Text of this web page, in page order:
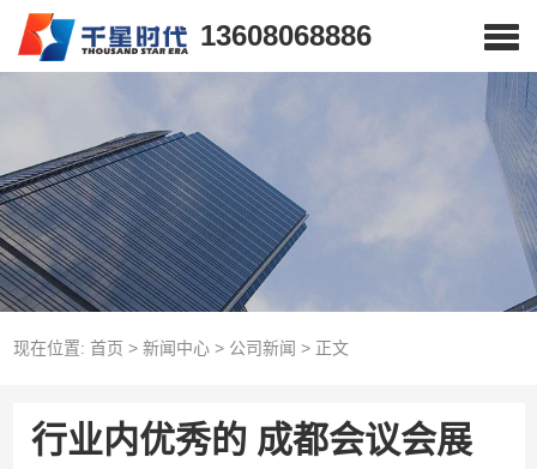
13608068886
现在位置: 首页 > 新闻中心> 公司新闻 > 正文
行业内优秀的 成都会议会展